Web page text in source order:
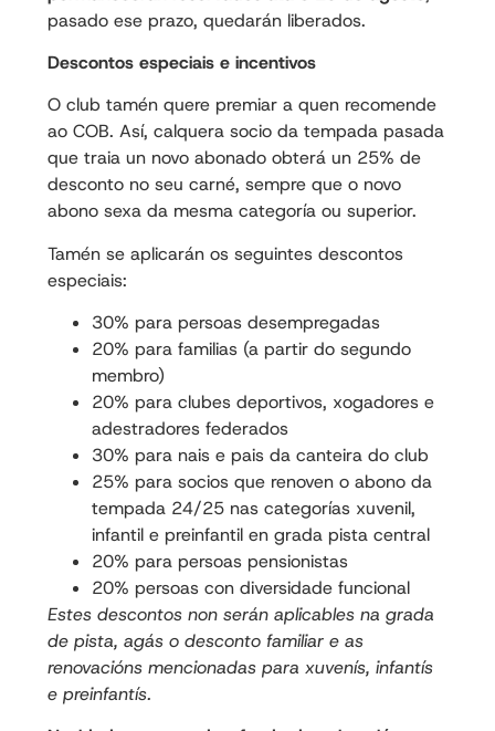
pasado ese prazo, quedarán liberados.
Descontos especiais e incentivos
O club tamén quere premiar a quen recomende
ao COB. Así, calquera socio da tempada pasada
que traia un novo abonado obterá un 25% de
desconto no seu carné, sempre que o novo
abono sexa da mesma categoría ou superior.
Tamén se aplicarán os seguintes descontos
especiais:
30% para persoas desempregadas
20% para familias (a partir do segundo
membro)
20% para clubes deportivos, xogadores e
adestradores federados
30% para nais e pais da canteira do club
25% para socios que renoven o abono da
tempada 24/25 nas categorías xuvenil,
infantil e preinfantil en grada pista central
20% para persoas pensionistas
20% persoas con diversidade funcional
Estes descontos non serán aplicables na grada
de pista, agás o desconto familiar e as
renovacións mencionadas para xuvenís, infantís
e preinfantís.